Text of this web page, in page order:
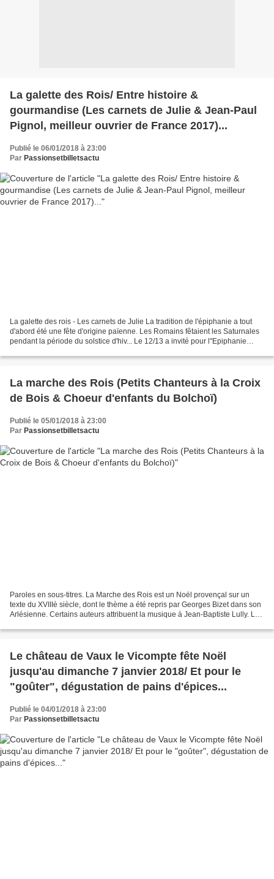
La galette des Rois/ Entre histoire &
gourmandise (Les carnets de Julie & Jean-Paul
Pignol, meilleur ouvrier de France 2017)...
Publié le 06/01/2018 à 23:00
Par Passionsetbilletsactu
La galette des rois - Les carnets de Julie La tradition de l'épiphanie a tout
d'abord été une fête d'origine païenne. Les Romains fêtaient les Saturnales
pendant la période du solstice d'hiv... Le 12/13 a invité pour l"Epiphanie
La marche des Rois (Petits Chanteurs à la Croix
de Bois & Choeur d'enfants du Bolchoï)
Publié le 05/01/2018 à 23:00
Par Passionsetbilletsactu
Paroles en sous-titres. La Marche des Rois est un Noël provençal sur un
texte du XVIIIè siècle, dont le thème a été repris par Georges Bizet dans son
Arlésienne. Certains auteurs attribuent la musique à Jean-Baptiste Lully. Le
Le château de Vaux le Vicompte fête Noël
jusqu'au dimanche 7 janvier 2018/ Et pour le
"goûter", dégustation de pains d'épices...
Publié le 04/01/2018 à 23:00
Par Passionsetbilletsactu